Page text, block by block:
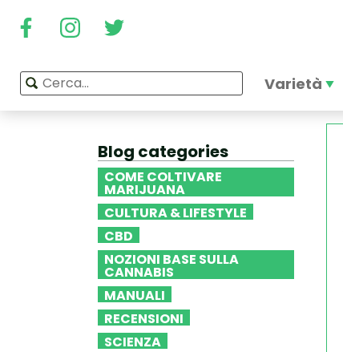
Varietà
Blog categories
COME COLTIVARE
MARIJUANA
CULTURA & LIFESTYLE
CBD
NOZIONI BASE SULLA
CANNABIS
MANUALI
RECENSIONI
SCIENZA